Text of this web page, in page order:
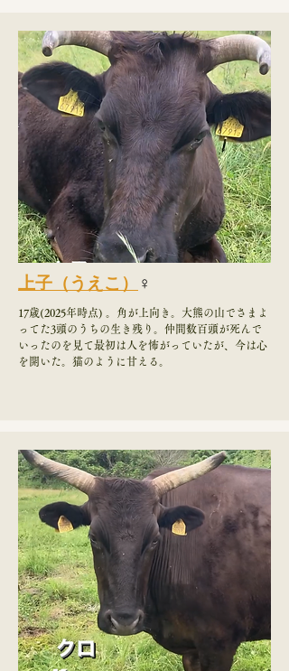
上子（うえこ） ♀
17歳(2025年時点) 。角が上向き。大熊の山でさまよ
ってた3頭のうちの生き残り。仲間数百頭が死んで
いったのを見て最初は人を怖がっていたが、今は心
を開いた。猫のように甘える。